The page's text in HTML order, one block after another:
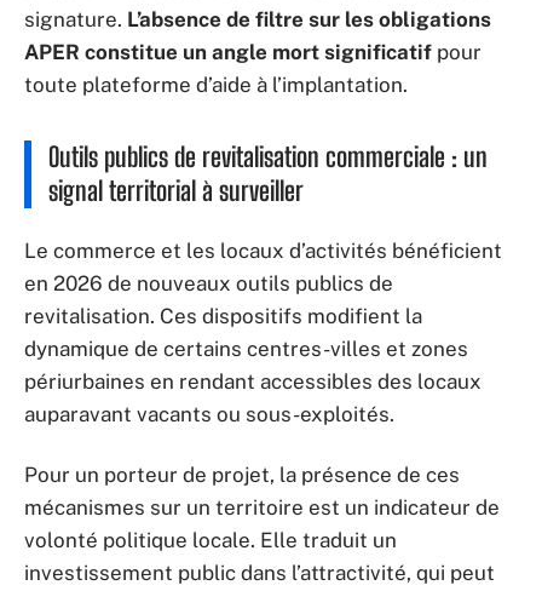
signature. L’absence de filtre sur les obligations
APER constitue un angle mort significatif pour
toute plateforme d’aide à l’implantation.
Outils publics de revitalisation commerciale : un
signal territorial à surveiller
Le commerce et les locaux d’activités bénéficient
en 2026 de nouveaux outils publics de
revitalisation. Ces dispositifs modifient la
dynamique de certains centres-villes et zones
périurbaines en rendant accessibles des locaux
auparavant vacants ou sous-exploités.
Pour un porteur de projet, la présence de ces
mécanismes sur un territoire est un indicateur de
volonté politique locale. Elle traduit un
investissement public dans l’attractivité, qui peut